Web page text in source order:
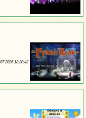
2026 18:30:42